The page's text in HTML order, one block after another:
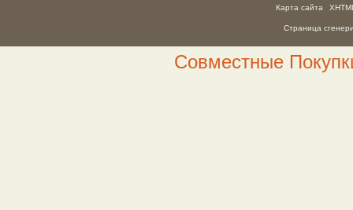
Карта сайта
Страница
Совместные